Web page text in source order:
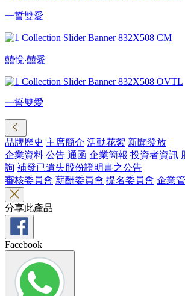
一誓雙愛
囍悅‧囍愛
一誓雙愛
品牌歷史 主席簡介 活動花絮 新聞發放
企業資料 公告 通函 企業簡報 投資者資訊
詢 補發已遺失股份證明書之公告
審核委員會 薪酬委員會 提名委員會 企業
分享此產品
Facebook